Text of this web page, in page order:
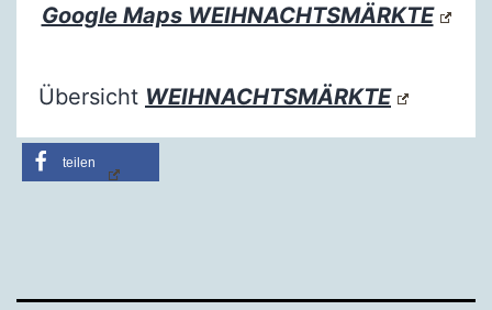
Google Maps WEIHNACHTSMÄRKTE
Übersicht WEIHNACHTSMÄRKTE
teilen